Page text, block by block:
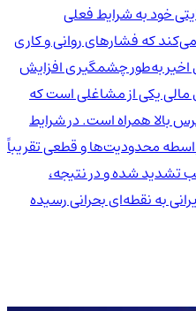
خود به شرایط فعلی
که فشارهای روانی و کاری
اخیر به‌طور چشمگیری افزایش
مالی یکی از مشاغلی است که
بالا همراه است. در شرایط
محدودیت‌ها و قطعی تقریباً
تشدید شده و در نتیجه،
به نقطه‌ای بحرانی رسیده